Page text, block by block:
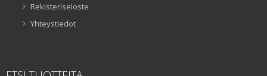
Rekisteriseloste
Yhteystiedot